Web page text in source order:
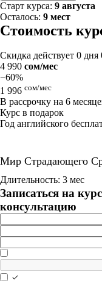
Старт курса: 9 августа
Осталось: 9 мест
Стоимость
Скидка действует 0 дня
4 990 сом/мес
−60%
1 996 сом/мес
В рассрочку на 6
Курс в подарок
Год английского
Мир Страдающего
Длительность: 3 мес
Записаться на
консультацию